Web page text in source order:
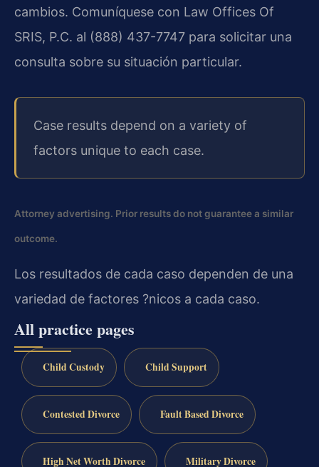
cambios. Comuníquese con Law Offices Of
SRIS, P.C. al (888) 437-7747 para solicitar una
consulta sobre su situación particular.
Case results depend on a variety of
factors unique to each case.
Attorney advertising. Prior results do not guarantee a similar
outcome.
Los resultados de cada caso dependen de una
variedad de factores ?nicos a cada caso.
All practice pages
Child Custody Child Support
Contested Divorce Fault Based Divorce
High Net Worth Divorce Military Divorce